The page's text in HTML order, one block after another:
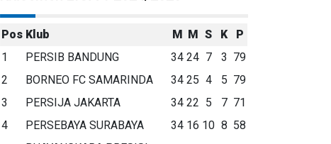
Pos Klub M M S K
P
1
PERSIB BANDUNG 34 24 7 3 79
2
BORNEO FC SAMARINDA 34 25 4 5 79
3
PERSIJA JAKARTA 34 22 5 7 71
4
PERSEBAYA SURABAYA 34 16 10 8 58